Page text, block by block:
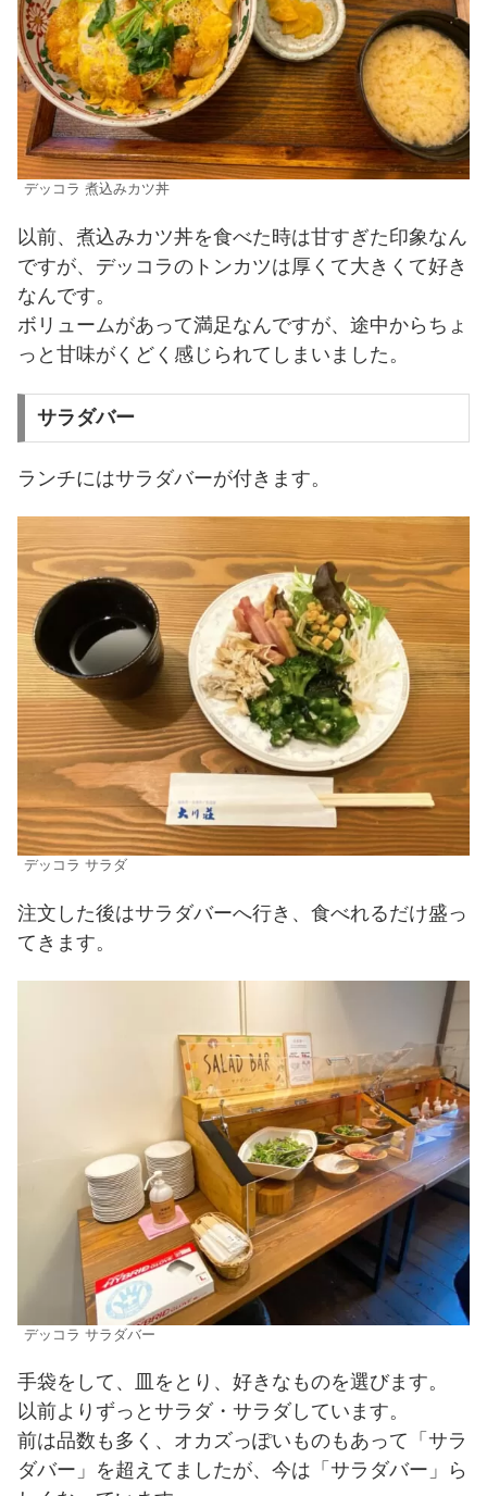
デッコラ 煮込みカツ丼
以前、煮込みカツ丼を食べた時は甘すぎた印象なん
ですが、デッコラのトンカツは厚くて大きくて好き
なんです。
ボリュームがあって満足なんですが、途中からちょ
っと甘味がくどく感じられてしまいました。
サラダバー
ランチにはサラダバーが付きます。
デッコラ サラダ
注文した後はサラダバーへ行き、食べれるだけ盛っ
てきます。
デッコラ サラダバー
手袋をして、皿をとり、好きなものを選びます。
以前よりずっとサラダ・サラダしています。
前は品数も多く、オカズっぽいものもあって「サラ
ダバー」を超えてましたが、今は「サラダバー」ら